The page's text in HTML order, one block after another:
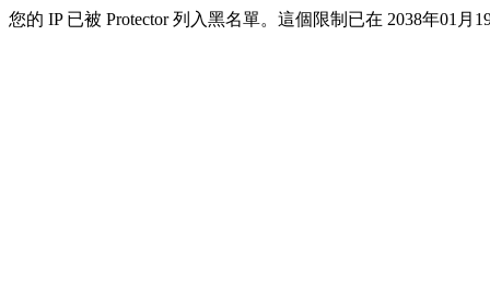
您的 IP 已被 Protector 列入黑名單。這個限制已在 2038年01月